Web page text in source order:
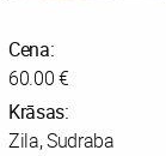
Cena:
60.00 €
Krāsas:
Zila, Sudraba